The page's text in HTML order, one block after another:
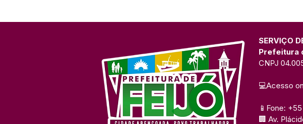
SERVIÇO
Prefeitura
CNPJ
💻Acesso
📱Fone:
🏢 Av.